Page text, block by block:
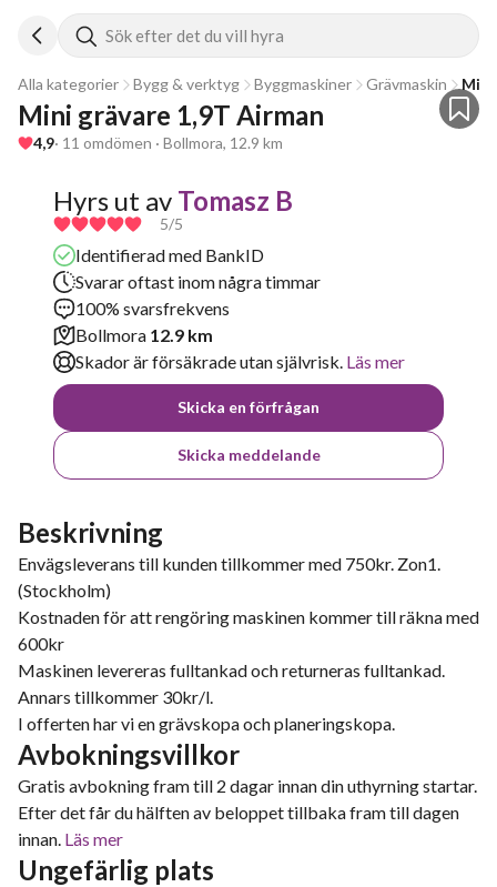
Sök efter det du vill hyra
Alla kategorier Bygg & verktyg Byggmaskiner Grävmaskin
Mini grävare 1,9T Airman
4,9· 11 omdömen · Bollmora, 12.9 km
Hyrs ut av Tomasz B
5/5
Identifierad med BankID
Svarar oftast inom några timmar
100% svarsfrekvens
Bollmora 12.9 km
Skador är försäkrade utan självrisk. Läs mer
Skicka en förfrågan
Skicka meddelande
Beskrivning
Envägsleverans till kunden tillkommer med 750kr. Zon1.
(Stockholm)
Kostnaden för att rengöring maskinen kommer till räkna med
600kr
Maskinen levereras fulltankad och returneras fulltankad.
Annars tillkommer 30kr/l.
I offerten har vi en grävskopa och planeringskopa.
Avbokningsvillkor
Gratis avbokning fram till 2 dagar innan din uthyrning startar.
Efter det får du hälften av beloppet tillbaka fram till dagen
innan. Läs mer
Ungefärlig plats